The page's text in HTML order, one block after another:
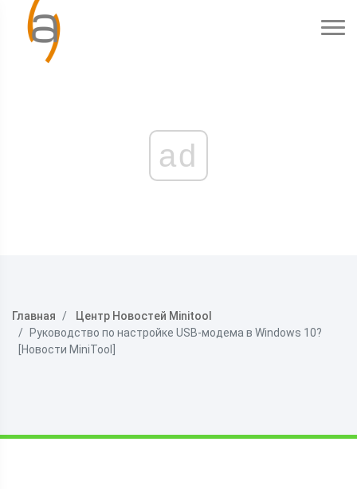
ad
Главная
Центр Новостей Minitool
Руководство по настройке USB-модема в Windows 10?
[Новости MiniTool]